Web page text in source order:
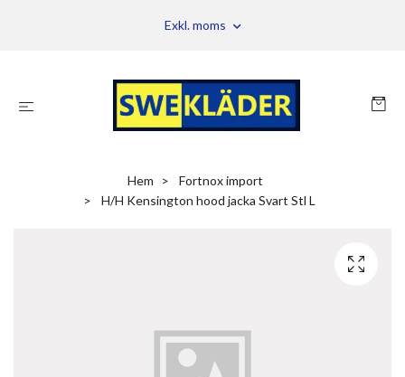
Exkl. moms
Hem
Fortnox import
H/H Kensington hood jacka Svart Stl L